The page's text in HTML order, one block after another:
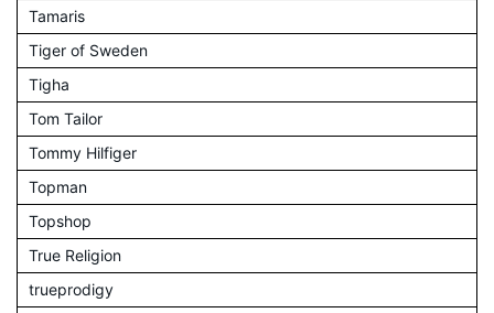
Tamaris
Tiger of Sweden
Tigha
Tom Tailor
Tommy Hilfiger
Topman
Topshop
True Religion
trueprodigy